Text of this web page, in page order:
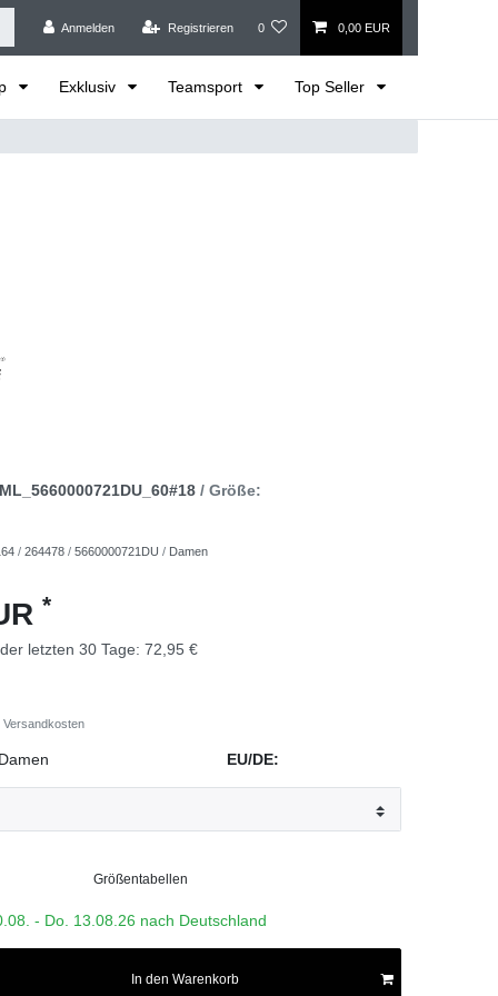
Anmelden Registrieren 0 0,00 EUR
Exklusiv Teamsport Top Seller
ML_5660000721DU_60#18 / Größe:
/ 264478 / 5660000721DU / Damen
*
letzten 30 Tage: 72,95 €
Versandkosten
EU/DE:
Größentabellen
- Do. 13.08.26 nach Deutschland
In den Warenkorb